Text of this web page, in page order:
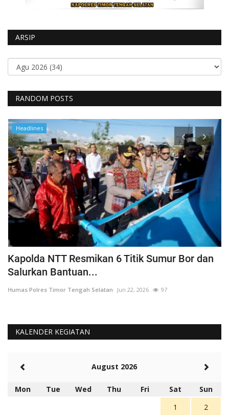
ARSIP
RANDOM POSTS
Headlines
Kapolda NTT Resmikan 6 Titik Sumur Bor dan
Salurkan Bantuan...
Humas Polres Timor Tengah Selatan Jun 22, 2026 97
KALENDER KEGIATAN
August 2026
Mon Tue Wed Thu Fri Sat
Sun
1
2